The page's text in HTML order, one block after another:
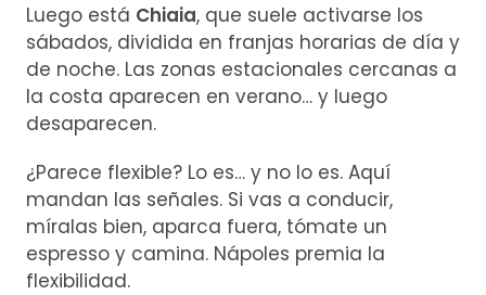
Luego está Chiaia, que suele activarse los
sábados, dividida en franjas horarias de día y
de noche. Las zonas estacionales cercanas a
la costa aparecen en verano… y luego
desaparecen.
¿Parece flexible? Lo es… y no lo es. Aquí
mandan las señales. Si vas a conducir,
míralas bien, aparca fuera, tómate un
espresso y camina. Nápoles premia la
flexibilidad.